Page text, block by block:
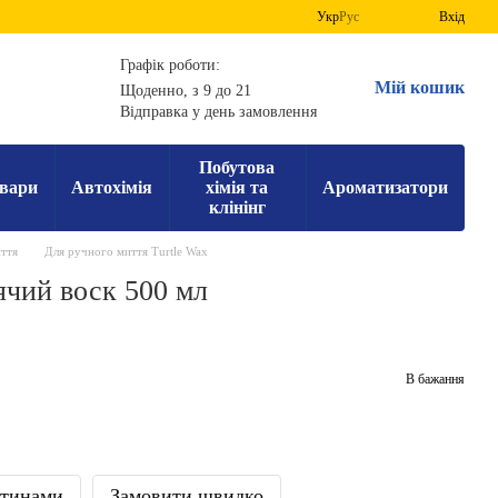
УкрРус Вхід
Графік роботи:
Щоденно, з 9 до 21
Відправка у день замовлення
Мій кошик
Автохімія
Побутова
хімія та
клінінг
Ароматизатори
Для ручного миття Turtle Wax
воск 500 мл
В бажання